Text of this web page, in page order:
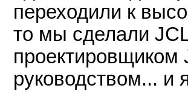
переходили к
то мы сделали
руководством... и